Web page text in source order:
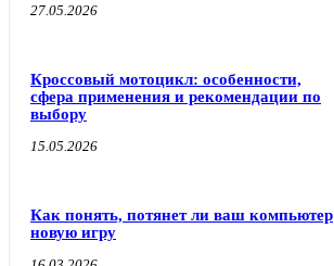
27.05.2026
Кроссовый мотоцикл: особенности,
сфера применения и рекомендации по
выбору
15.05.2026
Как понять, потянет ли ваш компьютер
новую игру